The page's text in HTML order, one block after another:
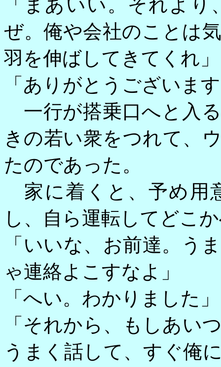
「まあいい。それよ
ぜ。俺や会社のことは
羽を伸ばしてきてくれ」
「ありがとうございま
一行が搭乗口へと入
きの若い衆をつれて、
たのであった。
家に着くと、予め用
し、自ら運転してどこ
「いいな、お前達。う
ゃ連絡よこすなよ」
「へい。わかりました」
「それから、もしあい
うまく話して、すぐ俺